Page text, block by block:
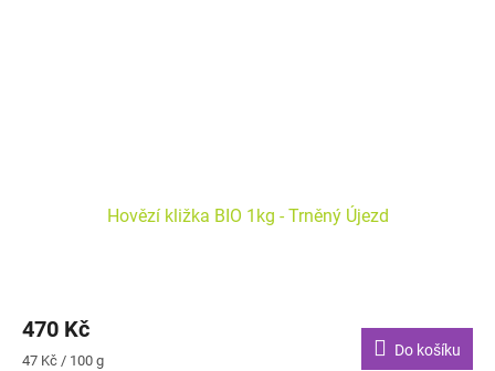
Hovězí kližka BIO 1kg - Trněný Újezd
470 Kč
Měrná
47 Kč / 100 g
Do košíku